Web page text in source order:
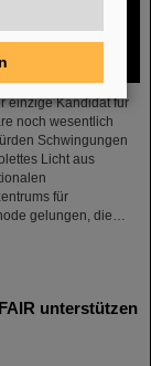
einzige Kandidat für
noch wesentlich
Schwingungen
Licht aus
für
gelungen, die…
unterstützen